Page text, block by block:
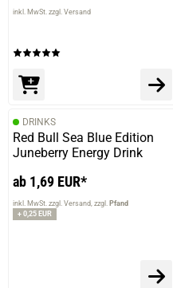
inkl. MwSt. zzgl. Versand
DRINKS
Red Bull Sea Blue Edition
Juneberry Energy Drink
ab 1,69 EUR*
inkl. MwSt. zzgl. Versand zzgl.
Pfand
+ 0,25 EUR